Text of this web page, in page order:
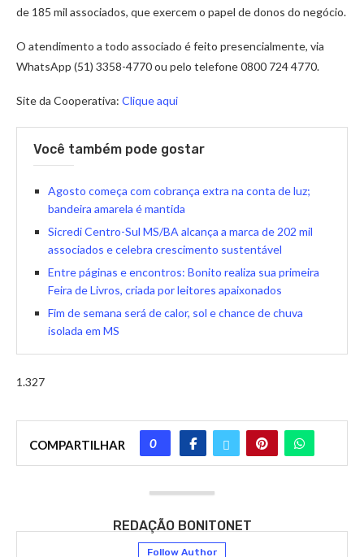
de 185 mil associados, que exercem o papel de donos do negócio.
O atendimento a todo associado é feito presencialmente, via
WhatsApp (51) 3358-4770 ou pelo telefone 0800 724 4770.
Site da Cooperativa: Clique aqui
Você também pode gostar
Agosto começa com cobrança extra na conta de luz;
bandeira amarela é mantida
Sicredi Centro-Sul MS/BA alcança a marca de 202 mil
associados e celebra crescimento sustentável
Entre páginas e encontros: Bonito realiza sua primeira
Feira de Livros, criada por leitores apaixonados
Fim de semana será de calor, sol e chance de chuva
isolada em MS
1.327
COMPARTILHAR 0
REDAÇÃO BONITONET
Follow Author